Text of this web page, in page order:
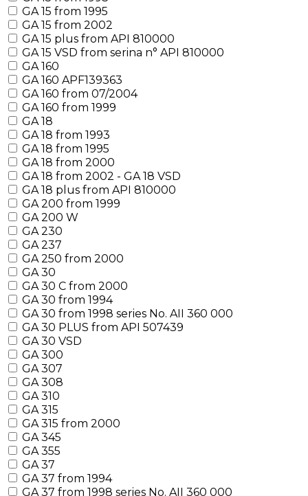
GA 15 from 1995
GA 15 from 2002
GA 15 plus from API 810000
GA 15 VSD from serina n° API 810000
GA 160
GA 160 APF139363
GA 160 from 07/2004
GA 160 from 1999
GA 18
GA 18 from 1993
GA 18 from 1995
GA 18 from 2000
GA 18 from 2002 - GA 18 VSD
GA 18 plus from API 810000
GA 200 from 1999
GA 200 W
GA 230
GA 237
GA 250 from 2000
GA 30
GA 30 C from 2000
GA 30 from 1994
GA 30 from 1998 series No. AII 360 000
GA 30 PLUS from API 507439
GA 30 VSD
GA 300
GA 307
GA 308
GA 310
GA 315
GA 315 from 2000
GA 345
GA 355
GA 37
GA 37 from 1994
GA 37 from 1998 series No. AII 360 000